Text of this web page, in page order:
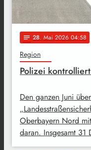
notes 28. Mai 2026 04:58
Region
Polizei
Den ganzen Juni
Oberbayern Nord
daran. Insgesamt